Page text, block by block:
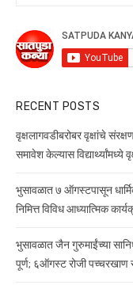
RECENT POSTS
वृक्षलागवडीबरोबर वृक्षांचे
समावेश केल्यास विद्यार्थ्यांमध्ये
भुसावळात ७ ऑगस्टपासून
निमित्त विविध आध्यात्मिक
भुसावळात जैन गुरुमाईंच्या
पूर्ण; ६ऑगस्ट रोजी पच्चरखाण